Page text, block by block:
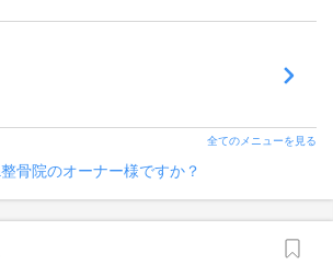
全てのメニューを見る
骨院のオーナー様ですか？